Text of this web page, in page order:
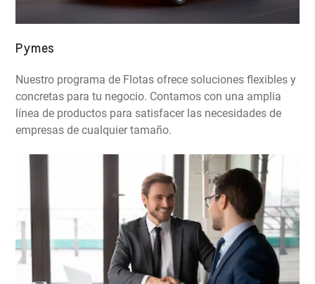
Pymes
Nuestro programa de Flotas ofrece soluciones flexibles y
concretas para tu negocio. Contamos con una amplia
línea de productos para satisfacer las necesidades de
empresas de cualquier tamaño.